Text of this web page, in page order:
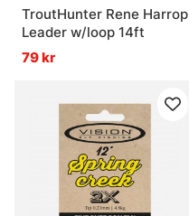
TroutHunter Rene Harrop
Leader w/loop 14ft
79 kr